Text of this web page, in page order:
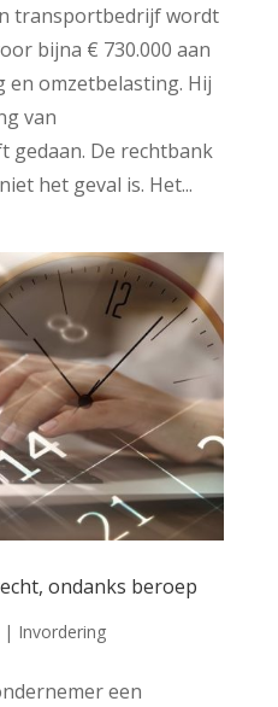
transportbedrijf wordt
bijna € 730.000 aan
omzetbelasting. Hij
van
gedaan. De rechtbank
het geval is. Het...
ondanks beroep
| Invordering
een